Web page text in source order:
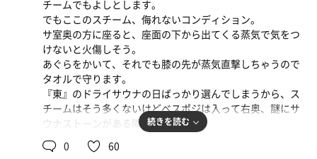
(´Д` )
というわけで、ひでちゃんファン怪獣を連れて、14時半ご
ろに磯部温泉にある恵みの湯さんへチェックインです。
ホント、埼玉県北部の自宅から1時間圏内では、いたると
ころに温泉が湧いていてよきよき地域です。磯部温泉も初
訪問だから楽しいです。
早速、洗体、洗髪じゃぶじゃぶさっぱりキートスしてから
温泉です。
チームでもよしとします。
でもここのスチーム、侮れないコンディション。
サ室奥の方に座ると、座面の下から出てくる蒸気で気をつ
けないと火傷しそう。
あぐらをかいて、それでも膝の先が蒸気直撃しちゃうので
タオルで守ります。
『東』のドライサウナの日ばっかり選んでしまうから、ス
チームはそう多くないけどベスポジは入って右奥、謎にサ
ウナストーンがある隣です☝️
10分ちょい入ればかなりポカポカ…
水風呂は20℃くらいか、、ぬるめですがゆらゆらゆっくり
続きを読む
0 60